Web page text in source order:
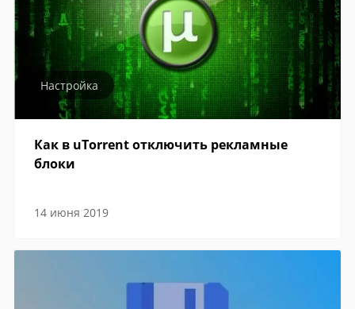
Настройка
Как в uTorrent отключить рекламные
блоки
14 июня 2019